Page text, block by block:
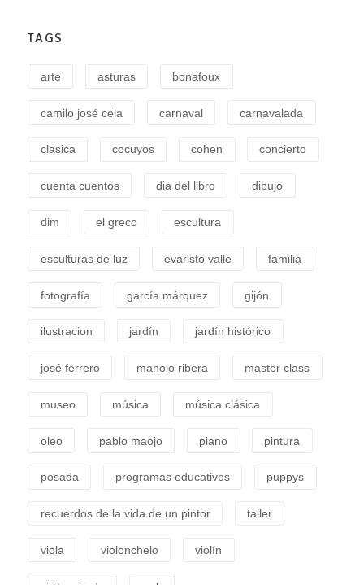
TAGS
arte asturas bonafoux
camilo josé cela carnaval carnavalada
clasica cocuyos cohen concierto
cuenta cuentos dia del libro dibujo
dim el greco escultura
esculturas de luz evaristo valle familia
fotografía garcía márquez gijón
ilustracion jardín jardín histórico
josé ferrero manolo ribera master class
museo música música clásica
oleo pablo maojo piano pintura
posada programas educativos puppys
recuerdos de la vida de un pintor taller
viola violonchelo violín